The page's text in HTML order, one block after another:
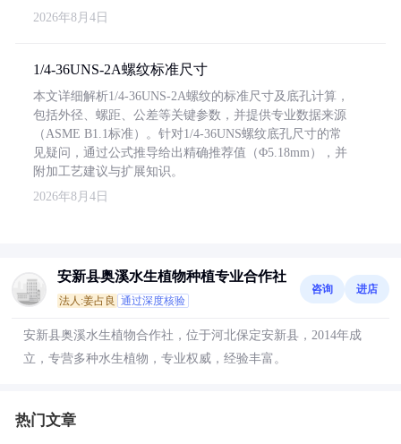
2026年8月4日
1/4-36UNS-2A螺纹标准尺寸
本文详细解析1/4-36UNS-2A螺纹的标准尺寸及底孔计算，
包括外径、螺距、公差等关键参数，并提供专业数据来源
（ASME B1.1标准）。针对1/4-36UNS螺纹底孔尺寸的常
见疑问，通过公式推导给出精确推荐值（Φ5.18mm），并
附加工艺建议与扩展知识。
2026年8月4日
安新县奥溪水生植物种植专业合作社
法人:姜占良 通过深度核验
咨询 进店
安新县奥溪水生植物合作社，位于河北保定安新县，2014年成
立，专营多种水生植物，专业权威，经验丰富。
热门文章